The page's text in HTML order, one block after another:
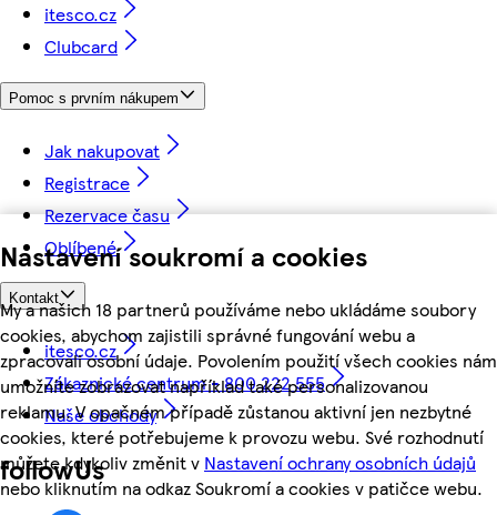
Nastavení soukromí a cookies
My a našich 18 partnerů používáme nebo ukládáme soubory
cookies, abychom zajistili správné fungování webu a
zpracovali osobní údaje. Povolením použití všech cookies nám
umožníte zobrazovat například také personalizovanou
reklamu. V opačném případě zůstanou aktivní jen nezbytné
cookies, které potřebujeme k provozu webu. Své rozhodnutí
můžete kdykoliv změnit v Nastavení ochrany osobních údajů
nebo kliknutím na odkaz Soukromí a cookies v patičce webu.
itesco.cz
Clubcard
Pomoc s prvním nákupem
Jak nakupovat
Registrace
Rezervace času
Oblíbené
Kontakt
itesco.cz
Zákaznické centrum - 800 222 555
Naše obchody
followUs